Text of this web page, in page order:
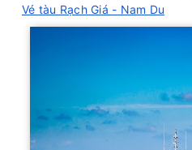
Vé tàu Rạch Giá - Nam Du